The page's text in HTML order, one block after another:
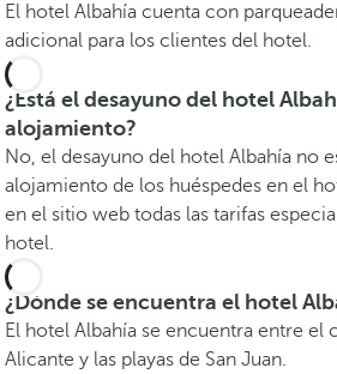
El hotel Albahía cuenta con
adicional para los clientes del hotel.
¿Está el desayuno del hotel
alojamiento?
No, el desayuno del hotel Albahía no
alojamiento de los huéspedes en el
en el sitio web todas las tarifas
hotel.
¿Dónde se encuentra el hotel
El hotel Albahía se encuentra entre el
Alicante y las playas de San Juan.